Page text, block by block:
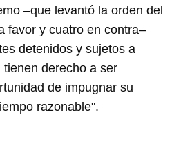
–que levantó la orden del
favor y cuatro en contra–
detenidos y sujetos a
derecho a ser
de impugnar su
razonable".